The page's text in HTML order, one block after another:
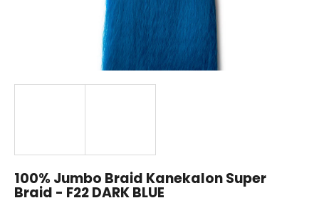
100% Jumbo Braid Kanekalon Super
Braid - F22 DARK BLUE
t
?